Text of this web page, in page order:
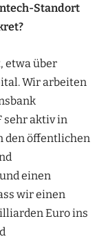
Standort
etwa über
Wir arbeiten
sehr aktiv in
den öffentlichen
einen
wir einen
Euro ins